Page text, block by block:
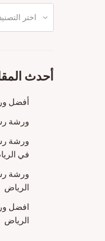
أحدث
أفضل
ورشة
ورشة
في
ورشة
الرياض
افضل
الرياض